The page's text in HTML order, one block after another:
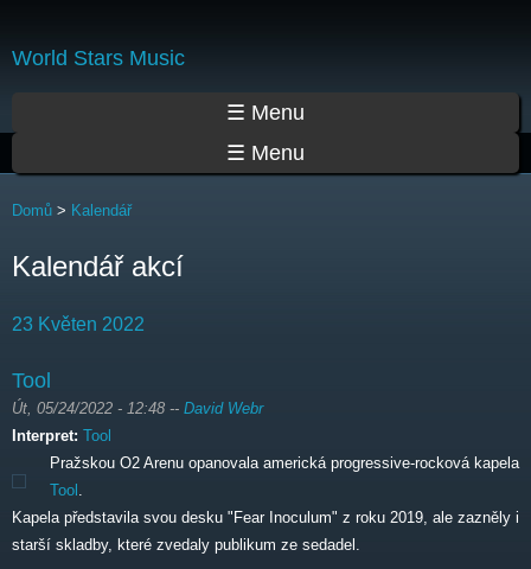
World Stars Music
☰ Menu
☰ Menu
Jste zde
Domů > Kalendář
Kalendář akcí
23 Květen 2022
Tool
Út, 05/24/2022 - 12:48 -- David Webr
Interpret: Tool
Pražskou O2 Arenu opanovala americká progressive-rocková kapela
Tool
Kapela představila svou desku "Fear Inoculum" z roku 2019, ale zazněly i
starší skladby, které zvedaly publikum ze sedadel.